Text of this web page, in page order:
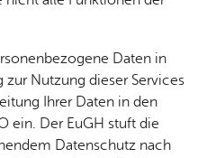
fent­li­
Ein­
rich­
tun­
gen
& Ver­an­stal­ter
Daten in
zur Nutzung dieser Services
Ihrer Daten in den
ein. Der EuGH stuft die
Datenschutz nach